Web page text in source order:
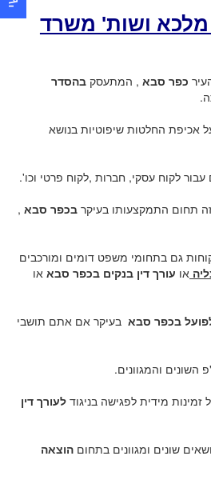
מלכא ושות' משרד
כפר סבא , המתעסק בהסדר
אכיפת החלטות שיפוטיות בנושא
לקוח עסקי, חברות ,לקוח פרטי וכו'.
תחום התמקצעותו בעיקרבכפר סבא ,
גם בתחומי משפט דומים ומורכבים
או עורך דין בנקים בכפר סבאאו
בכפר סבא בעיקר אם אתם תושבי
השונים והמגוונים.
זמינות מידית לפגישה בניגודלעורך דין
שונים ומגוונים בתחוםהוצאה